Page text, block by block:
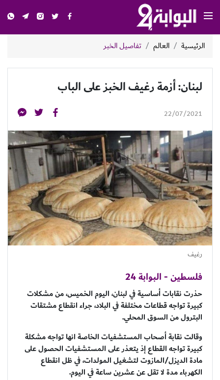
الرئيسية العالم تفاصيل الخبر
لبنان: أزمة رغيف الخبز على الباب
22/07/2021
رغيف
فلسطين - البوابة 24
حذرت نقابات أساسية في لبنان، اليوم الخميس، من مشكلات
كبيرة تواجه قطاعات مختلفة في البلاد، جراء انقطاع مشتقات
البترول من السوق المحلي.
وقالت نقابة أصحاب المستشفيات الخاصة انها تواجه مشكلة
كبيرة تواجه القطاع إذ يتعذر على المستشفيات الحصول على
مادة الديزل/المازوت لتشغيل المولدات، في ظل انقطاع
الكهرباء مدة لا تقل عن عشرين ساعة في اليوم.